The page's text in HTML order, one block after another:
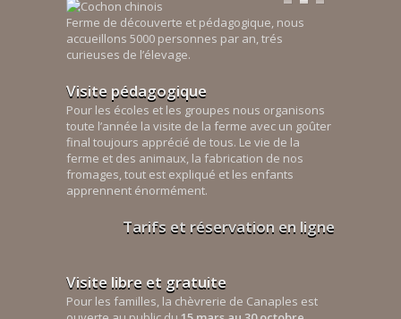
Ferme de découverte et pédagogique, nous
accueillons 5000 personnes par an, trés
curieuses de l’élevage.
Visite pédagogique
Pour les écoles et les groupes nous organisons
toute l’année la visite de la ferme avec un goûter
final toujours apprécié de tous. Le vie de la
ferme et des animaux, la fabrication de nos
fromages, tout est expliqué et les enfants
apprennent énormément.
Tarifs et réservation en ligne
Visite libre et gratuite
Pour les familles, la chèvrerie de Canaples est